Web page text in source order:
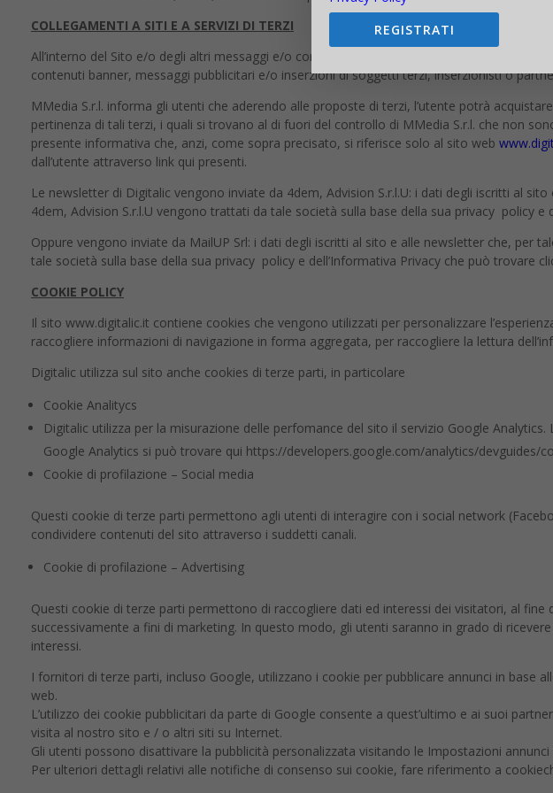
COLLEGAMENTI A SITI E A SERVIZI DI TERZI
All’interno del Sito e/o degli altri messaggi e/o comunicazioni che MMedia S.r.l. invierà
contenuti banner, messaggi pubblicitari e/o inserzioni di soggetti terzi, inserzionisti o
MMedia S.r.l. informa gli utenti che aderendo alle proposte di terzi, l’utente potrà
pertinenza di tali terzi, i quali si trovano al di fuori del controllo di MMedia S.r.l. che non
presente informativa che, anzi, come sopra precisato, si riferisce solo al sito web
dall’utente attraverso link qui presenti.
Le newsletter di Digitalic vengono inviate da 4dem, Advision S.r.l.U: i dati degli iscritti al
4dem, Advision S.r.l.U vengono trattati da tale società sulla base della sua privacy policy e
Oppure vengono inviate da MailUP Srl: i dati degli iscritti al sito e alle newsletter che, per
tale società sulla base della sua privacy policy e dell’Informativa Privacy che può trovare
COOKIE POLICY
Il sito www.digitalic.it contiene cookies che vengono utilizzati per personalizzare
raccogliere informazioni di navigazione in forma aggregata, per raccogliere la lettura
Digitalic utilizza sul sito anche cookies di terze parti, in particolare
Cookie Analitycs
Digitalic utilizza per la misurazione delle perfomance del sito il servizio Google
Google Analytics si può trovare qui https://developers.google.com/analytics/devguides/
Cookie di profilazione – Social media
Questi cookie di terze parti permettono agli utenti di interagire con i social network
condividere contenuti del sito attraverso i suddetti canali.
Cookie di profilazione – Advertising
Questi cookie di terze parti permettono di raccogliere dati ed interessi dei visitatori, al
successivamente a fini di marketing. In questo modo, gli utenti saranno in grado di
interessi.
I fornitori di terze parti, incluso Google, utilizzano i cookie per pubblicare annunci in base
web.
L’utilizzo dei cookie pubblicitari da parte di Google consente a quest’ultimo e ai suoi
visita al nostro sito e / o altri siti su Internet.
Gli utenti possono disattivare la pubblicità personalizzata visitando le Impostazioni
Per ulteriori dettagli relativi alle notifiche di consenso sui cookie, fare riferimento a
REGISTRATI